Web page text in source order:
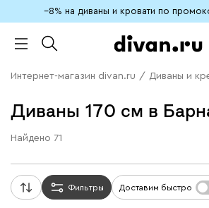
−8% на диваны и кровати по
Интернет-магазин divan.ru / Диваны и
Диваны 170 см в
Найдено 71
Фильтры Доставим быстро